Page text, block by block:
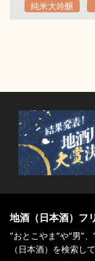
純米大吟醸
地酒（日本酒）フ
“おとこやま”や“男”
（日本酒）を検索し